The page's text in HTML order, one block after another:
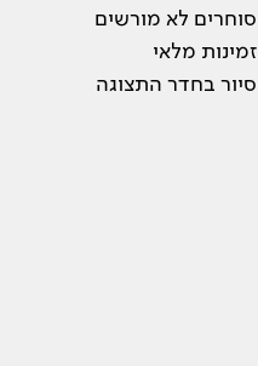
סוחרים לא מורשים
זמינות מלאי
סיור בחדר התצוגה